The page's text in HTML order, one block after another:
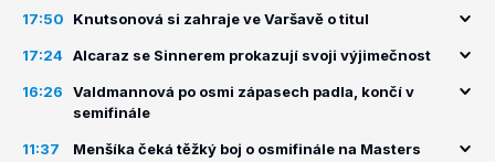
17:50 Knutsonová si zahraje ve Varšavě o titul
17:24 Alcaraz se Sinnerem prokazují svoji výjimečnost
16:26
Valdmannová po osmi zápasech padla, končí v
semifinále
11:37 Menšíka čeká těžký boj o osmifinále na Masters